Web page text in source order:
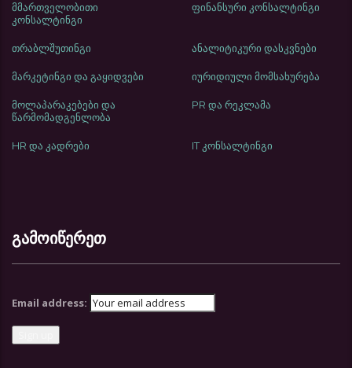
მმართველობითი
კონსალტინგი
ფინანსური კონსალტინგი
თრაბლშუთინგი ანალიტიკური დასკვნები
მარკეტინგი და გაყიდვები იურიდიული მომსახურება
მოლაპარაკებები და
წარმომადგენლობა
PR და რეკლამა
HR და კადრები IT კონსალტინგი
გამოიწერეთ
Email address: